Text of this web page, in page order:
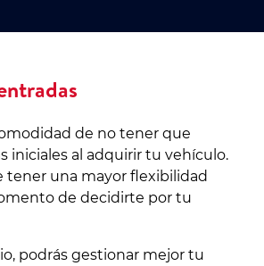
de no tener que
iniciales al adquirir tu vehículo.
tener una mayor flexibilidad
de decidirte por tu
podrás gestionar mejor tu